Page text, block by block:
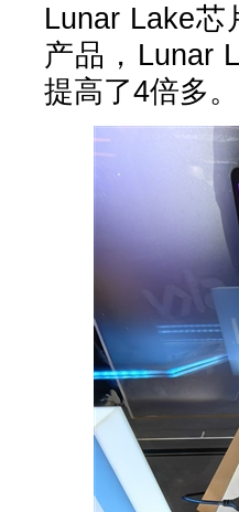
Lunar Lake芯
产品，Lunar
提高了4倍多。